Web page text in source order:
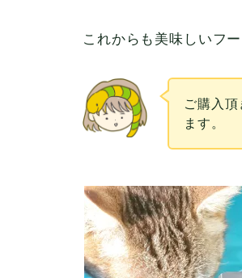
これからも美味しいフ
ご購入
ます。